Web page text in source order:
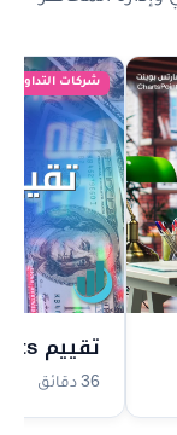
شركات التداول
تقييم highmarkets
36 دقائق